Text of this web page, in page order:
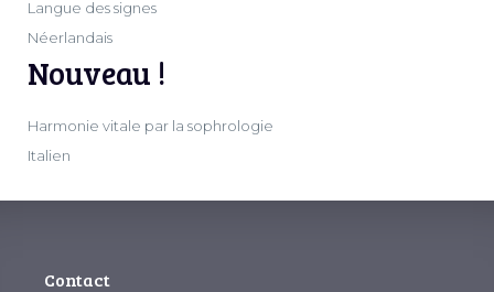
Langue des signes
Néerlandais
Nouveau !
Harmonie vitale par la sophrologie
Italien
Contact